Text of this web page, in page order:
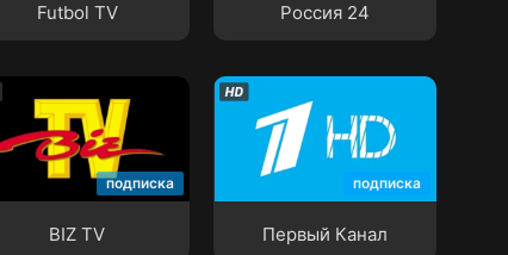
Futbol TV Россия 24
подписка
BIZ TV
подписка
Первый Канал
Первый Канал